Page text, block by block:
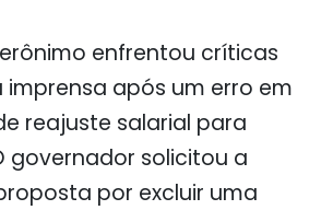
enfrentou críticas
após um erro em
reajuste salarial para
governador solicitou a
por excluir uma